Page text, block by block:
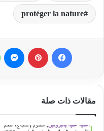
protéger la nature
مقالات ذات صلة